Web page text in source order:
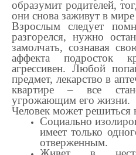
образумит родителей,
они снова заживут в мире
Взрослым следует
разгорелся, нужно
замолчать, сознавая
аффекта подросток
агрессивен. Любой
предмет, лекарство в
квартире – все
угрожающим его жизни.
Человек может решиться
Социально
имеет только
отверженным.